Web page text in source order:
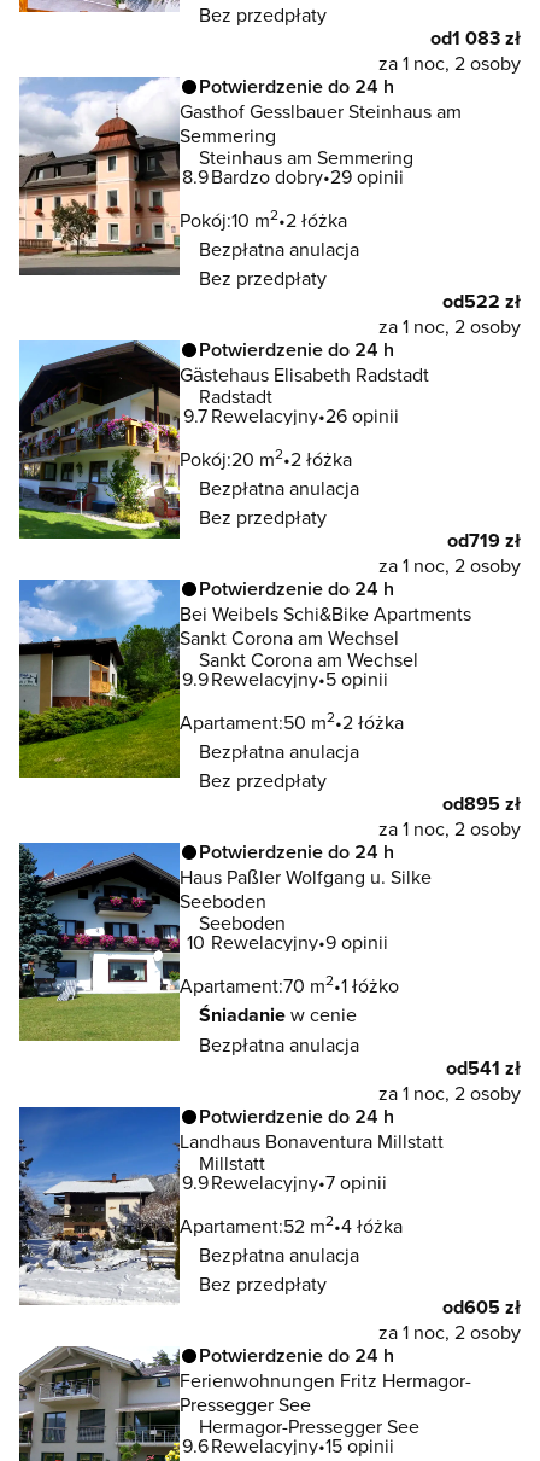
Bez przedpłaty
od1 083 zł
za 1 noc, 2 osoby
Potwierdzenie do 24 h
Gasthof Gesslbauer Steinhaus am
Semmering
Steinhaus am Semmering
8.9Bardzo dobry 29 opinii
Pokój:10 m2 2 łóżka
Bezpłatna anulacja
Bez przedpłaty
od522 zł
za 1 noc, 2 osoby
Potwierdzenie do 24 h
Gästehaus Elisabeth Radstadt
Radstadt
9.7Rewelacyjny 26 opinii
Pokój:20 m2 2 łóżka
Bezpłatna anulacja
Bez przedpłaty
od719 zł
za 1 noc, 2 osoby
Potwierdzenie do 24 h
Bei Weibels Schi&Bike Apartments
Sankt Corona am Wechsel
Sankt Corona am Wechsel
9.9Rewelacyjny 5 opinii
Apartament:50 m2 2 łóżka
Bezpłatna anulacja
Bez przedpłaty
od895 zł
za 1 noc, 2 osoby
Potwierdzenie do 24 h
Haus Paßler Wolfgang u. Silke
Seeboden
Seeboden
10 Rewelacyjny 9 opinii
Apartament:70 m2 1 łóżko
Śniadaniew cenie
Bezpłatna anulacja
od541 zł
za 1 noc, 2 osoby
Potwierdzenie do 24 h
Landhaus Bonaventura Millstatt
Millstatt
9.9Rewelacyjny 7 opinii
Apartament:52 m2 4 łóżka
Bezpłatna anulacja
Bez przedpłaty
od605 zł
za 1 noc, 2 osoby
Potwierdzenie do 24 h
Ferienwohnungen Fritz Hermagor-
Pressegger See
Hermagor-Pressegger See
9.6Rewelacyjny 15 opinii